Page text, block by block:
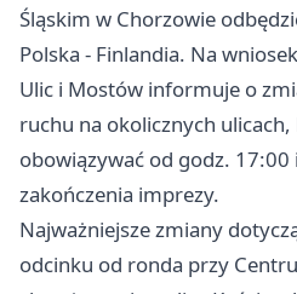
Śląskim w Chorzowie
Polska - Finlandia. Na
Ulic i Mostów informuje o
ruchu na okolicznych ulicach,
obowiązywać od godz.
zakończenia imprezy.
Najważniejsze zmiany
odcinku od ronda przy